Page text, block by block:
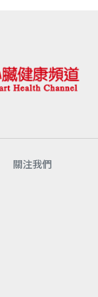
關注我們